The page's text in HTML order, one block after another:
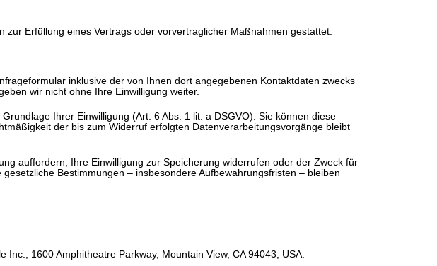
Erfüllung eines Vertrags oder vorvertraglicher Maßnahmen gestattet.
inklusive der von Ihnen dort angegebenen Kontaktdaten zwecks
wir nicht ohne Ihre Einwilligung weiter.
Ihrer Einwilligung (Art. 6 Abs. 1 lit. a DSGVO). Sie können diese
der bis zum Widerruf erfolgten Datenverarbeitungsvorgänge bleibt
auffordern, Ihre Einwilligung zur Speicherung widerrufen oder der Zweck für
Bestimmungen – insbesondere Aufbewahrungsfristen – bleiben
1600 Amphitheatre Parkway, Mountain View, CA 94043, USA.